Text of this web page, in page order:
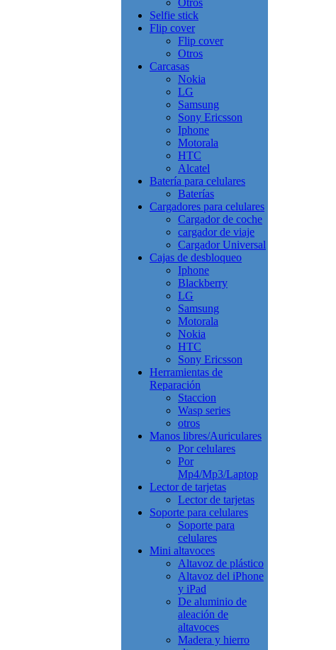
Otros
Selfie stick
Flip cover
Flip cover
Otros
Carcasas
Nokia
LG
Samsung
Sony Ericsson
Iphone
Motorala
HTC
Alcatel
Batería para celulares
Baterías
Cargadores para celulares
Cargador de coche
cargador de viaje
Cargador Universal
Cajas de desbloqueo
Iphone
Blackberry
LG
Samsung
Motorala
Nokia
HTC
Sony Ericsson
Herramientas de
Reparación
Staccion
Wasp series
otros
Manos libres/Auriculares
Por celulares
Por
Mp4/Mp3/Laptop
Lector de tarjetas
Lector de tarjetas
Soporte para celulares
Soporte para
celulares
Mini altavoces
Altavoz de plástico
Altavoz del iPhone
y iPad
De aluminio de
aleación de
altavoces
Madera y hierro